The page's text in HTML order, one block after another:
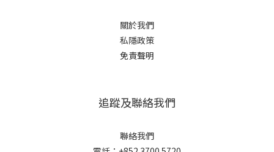
關於我們
私隱政策
免責聲明
追蹤及聯絡我們
聯絡我們